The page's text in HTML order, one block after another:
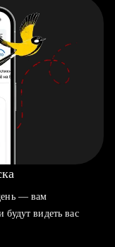
— вам
будут видеть вас